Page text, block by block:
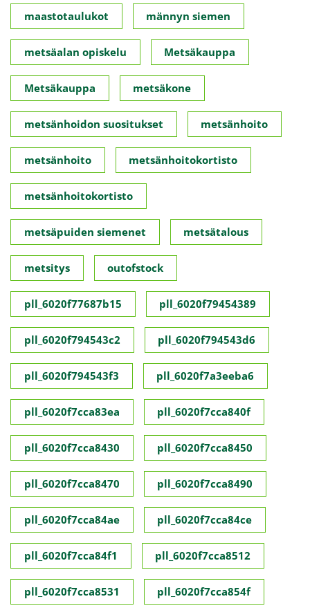
maastotaulukot männyn siemen
metsäalan opiskelu Metsäkauppa
Metsäkauppa metsäkone
metsänhoidon suositukset metsänhoito
metsänhoito metsänhoitokortisto
metsänhoitokortisto
metsäpuiden siemenet metsätalous
metsitys outofstock
pll_6020f77687b15 pll_6020f79454389
pll_6020f794543c2 pll_6020f794543d6
pll_6020f794543f3 pll_6020f7a3eeba6
pll_6020f7cca83ea pll_6020f7cca840f
pll_6020f7cca8430 pll_6020f7cca8450
pll_6020f7cca8470 pll_6020f7cca8490
pll_6020f7cca84ae pll_6020f7cca84ce
pll_6020f7cca84f1 pll_6020f7cca8512
pll_6020f7cca8531 pll_6020f7cca854f